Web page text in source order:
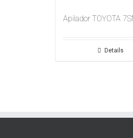
Apilador TOYOTA
Details